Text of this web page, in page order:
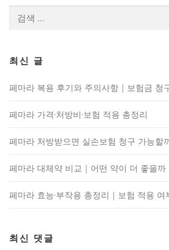
최신 글
페마라 복용 후기와 주의사항｜보험금 청
페마라 가격·처방비·보험 적용 총정리
페마라 처방받으면 실손보험 청구 가능할
페마라 대체약 비교｜어떤 약이 더 좋을까
페마라 효능·부작용 총정리｜보험 적용 여
최신 댓글